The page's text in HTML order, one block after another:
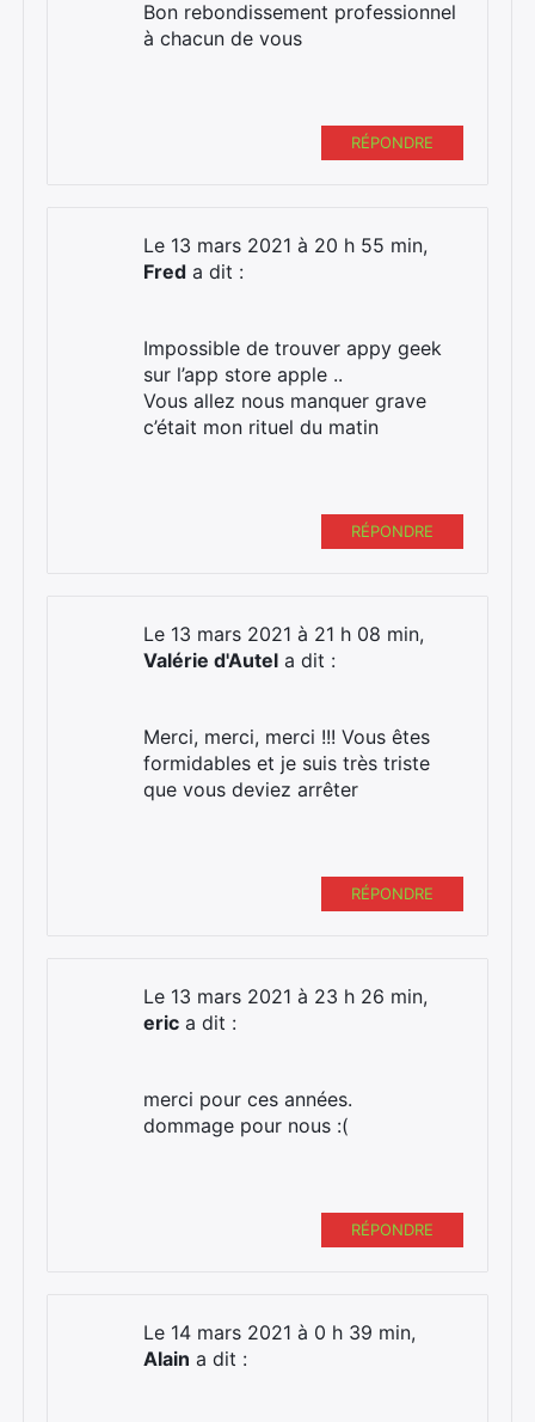
Bon rebondissement professionnel
à chacun de vous
RÉPONDRE
Le 13 mars 2021 à 20 h 55 min,
Fred a dit :
Impossible de trouver appy geek
sur l’app store apple ..
Vous allez nous manquer grave
c’était mon rituel du matin
RÉPONDRE
Le 13 mars 2021 à 21 h 08 min,
Valérie d'Autel a dit :
Merci, merci, merci !!! Vous êtes
formidables et je suis très triste
que vous deviez arrêter
RÉPONDRE
Le 13 mars 2021 à 23 h 26 min,
eric a dit :
merci pour ces années.
dommage pour nous :(
RÉPONDRE
Le 14 mars 2021 à 0 h 39 min,
Alain a dit :